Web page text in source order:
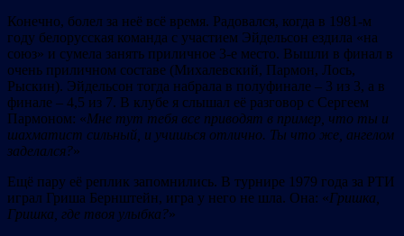
Конечно, болел за неё всё время. Радовался, когда в 1981-м
году белорусская команда с участием Эйдельсон ездила «на
союз» и сумела занять приличное 3-е место. Вышли в финал в
очень приличном составе (Михалевский, Пармон, Лось,
Рыскин). Эйдельсон тогда набрала в полуфинале – 3 из 3, а в
финале – 4,5 из 7. В клубе я слышал её разговор с Сергеем
Пармоном: «Мне тут тебя все приводят в пример, что ты и
шахматист сильный, и учишься отлично. Ты что же, ангелом
заделался?»
Ещё пару её реплик запомнились. В турнире 1979 года за РТИ
играл Гриша Бернштейн, игра у него не шла. Она: «Гришка,
Гришка, где твоя улыбка?»